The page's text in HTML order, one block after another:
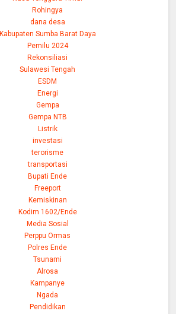
Rohingya
dana desa
Kabupaten Sumba Barat Daya
Pemilu 2024
Rekonsiliasi
Sulawesi Tengah
ESDM
Energi
Gempa
Gempa NTB
Listrik
investasi
terorisme
transportasi
Bupati Ende
Freeport
Kemiskinan
Kodim 1602/Ende
Media Sosial
Perppu Ormas
Polres Ende
Tsunami
Alrosa
Kampanye
Ngada
Pendidikan